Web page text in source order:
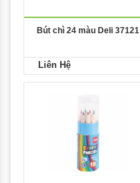
Bút chì 24 màu Deli 37121
Liên Hệ